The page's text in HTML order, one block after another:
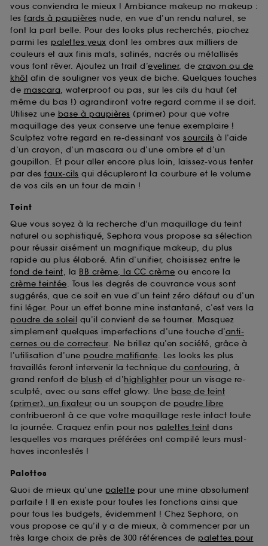
vous conviendra le mieux ! Ambiance makeup no makeup :
les fards à paupières nude, en vue d’un rendu naturel, se
font la part belle. Pour des looks plus recherchés, piochez
parmi les palettes yeux dont les ombres aux milliers de
couleurs et aux finis mats, satinés, nacrés ou métallisés
vous font rêver. Ajoutez un trait d’eyeliner, de crayon ou de
khôl afin de souligner vos yeux de biche. Quelques touches
de mascara, waterproof ou pas, sur les cils du haut (et
même du bas !) agrandiront votre regard comme il se doit.
Utilisez une base à paupières (primer) pour que votre
maquillage des yeux conserve une tenue exemplaire !
Sculptez votre regard en re-dessinant vos sourcils à l’aide
d’un crayon, d’un mascara ou d’une ombre et d’un
goupillon. Et pour aller encore plus loin, laissez-vous tenter
par des faux-cils qui décupleront la courbure et le volume
de vos cils en un tour de main !
Teint
Que vous soyez à la recherche d'un maquillage du teint
naturel ou sophistiqué, Sephora vous propose sa sélection
pour réussir aisément un magnifique makeup, du plus
rapide au plus élaboré. Afin d’unifier, choisissez entre le
fond de teint, la BB crème, la CC crème ou encore la
crème teintée. Tous les degrés de couvrance vous sont
suggérés, que ce soit en vue d’un teint zéro défaut ou d’un
fini léger. Pour un effet bonne mine instantané, c’est vers la
poudre de soleil qu’il convient de se tourner. Masquez
simplement quelques imperfections d’une touche d’anti-
cernes ou de correcteur. Ne brillez qu’en société, grâce à
l’utilisation d’une poudre matifiante. Les looks les plus
travaillés feront intervenir la technique du contouring, à
grand renfort de blush et d’highlighter pour un visage re-
sculpté, avec ou sans effet glowy. Une base de teint
(primer), un fixateur ou un soupçon de poudre libre
contribueront à ce que votre maquillage reste intact toute
la journée. Craquez enfin pour nos palettes teint dans
lesquelles vos marques préférées ont compilé leurs must-
haves incontestés !
Palettes
Quoi de mieux qu’une palette pour une mine absolument
parfaite ! Il en existe pour toutes les fonctions ainsi que
pour tous les budgets, évidemment ! Chez Sephora, on
vous propose ce qu’il y a de mieux, à commencer par un
très large choix de près de 300 références de palettes pour